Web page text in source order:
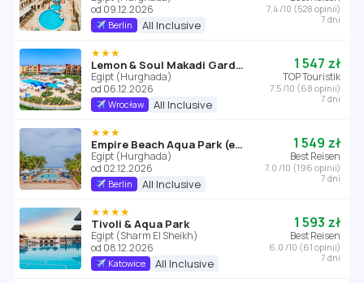
od 09.12.2026
Berlin All Inclusive
7.4 /10 (528 opinii)
7 dni
★★★
Lemon & Soul Makadi Garden (ex Labranda Garden Makadi)
Egipt (Hurghada)
od 06.12.2026
Wrocław All Inclusive
1 547 zł
TOP Touristik
7.5 /10 (68 opinii)
7 dni
★★★
Empire Beach Aqua Park (ex. Triton Empire Beach Resort Hurghada)
Egipt (Hurghada)
od 02.12.2026
Berlin All Inclusive
1 549 zł
Best Reisen
7.0 /10 (196 opinii)
7 dni
★★★★
Tivoli & Aqua Park
Egipt (Sharm El Sheikh)
od 08.12.2026
Katowice All Inclusive
1 593 zł
Best Reisen
6.0 /10 (61 opinii)
7 dni